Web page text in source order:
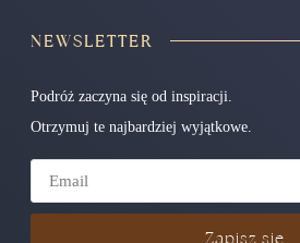
NEWSLETTER
Podróż zaczyna się od inspiracji.
Otrzymuj te najbardziej wyjątkowe.
Zapisz się